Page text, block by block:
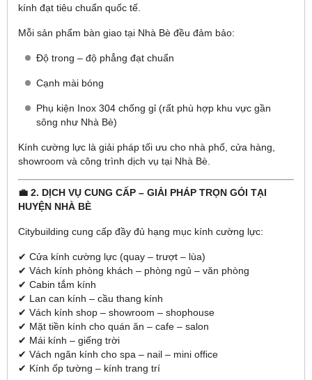
kính đạt tiêu chuẩn quốc tế.
Mỗi sản phẩm bàn giao tại Nhà Bè đều đảm bảo:
Độ trong – độ phẳng đạt chuẩn
Cạnh mài bóng
Phụ kiện Inox 304 chống gỉ (rất phù hợp khu vực gần
sông như Nhà Bè)
Kính cường lực là giải pháp tối ưu cho nhà phố, cửa hàng,
showroom và công trình dịch vụ tại Nhà Bè.
💼 2. DỊCH VỤ CUNG CẤP – GIẢI PHÁP TRỌN GÓI TẠI
HUYỆN NHÀ BÈ
Citybuilding cung cấp đầy đủ hạng mục kính cường lực:
✔ Cửa kính cường lực (quay – trượt – lùa)
✔ Vách kính phòng khách – phòng ngủ – văn phòng
✔ Cabin tắm kính
✔ Lan can kính – cầu thang kính
✔ Vách kính shop – showroom – shophouse
✔ Mặt tiền kính cho quán ăn – cafe – salon
✔ Mái kính – giếng trời
✔ Vách ngăn kính cho spa – nail – mini office
✔ Kính ốp tường – kính trang trí